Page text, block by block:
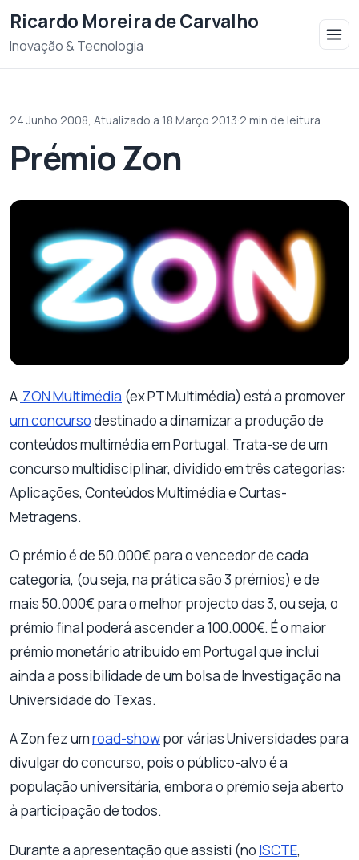
Ricardo Moreira de Carvalho
Inovação & Tecnologia
24 Junho 2008, Atualizado a 18 Março 2013 2 min de leitura
Prémio Zon
A ZON Multimédia (ex PT Multimédia) está a promover
um concursodestinado a dinamizar a produção de
conteúdos multimédia em Portugal. Trata-se de um
concurso multidisciplinar, dividido em três categorias:
Aplicações, Conteúdos Multimédia e Curtas-
Metragens.
O prémio é de 50.000€ para o vencedor de cada
categoria, (ou seja, na prática são 3 prémios) e de
mais 50.000€ para o melhor projecto das 3, ou seja, o
prémio final poderá ascender a 100.000€. É o maior
prémio monetário atribuído em Portugal que inclui
ainda a possibilidade de um bolsa de Investigação na
Universidade do Texas.
A Zon fez umroad-showpor várias Universidades para
divulgar do concurso, pois o público-alvo é a
população universitária, embora o prémio seja aberto
à participação de todos.
Durante a apresentação que assisti (no ISCTE,